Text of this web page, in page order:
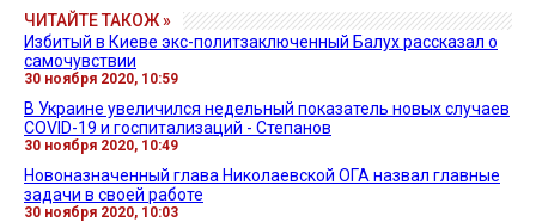
ЧИТАЙТЕ ТАКОЖ »
Избитый в Киеве экс-политзаключенный Балух рассказал о
самочувствии
30 ноября 2020, 10:59
В Украине увеличился недельный показатель новых случаев
COVID-19 и госпитализаций - Степанов
30 ноября 2020, 10:49
Новоназначенный глава Николаевской ОГА назвал главные
задачи в своей работе
30 ноября 2020, 10:03